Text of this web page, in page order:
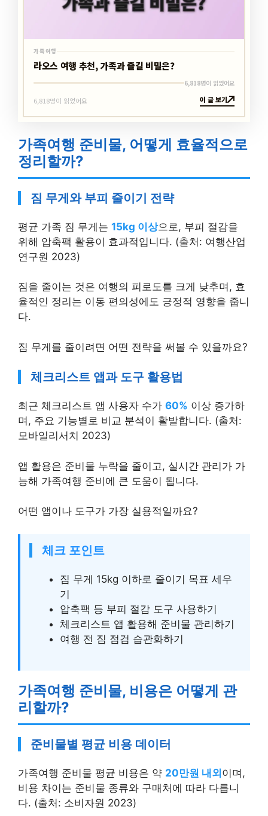
가족여행
라오스 여행 추천, 가족과 즐길 비밀은?
6,818명이 읽었어요
6,818명이 읽었어요 이 글 보기
가족여행 준비물, 어떻게 효율적으로
정리할까?
짐 무게와 부피 줄이기 전략
평균 가족 짐 무게는 15kg 이상으로, 부피 절감을
위해 압축팩 활용이 효과적입니다. (출처: 여행산업
연구원 2023)
짐을 줄이는 것은 여행의 피로도를 크게 낮추며, 효
율적인 정리는 이동 편의성에도 긍정적 영향을 줍니
다.
짐 무게를 줄이려면 어떤 전략을 써볼 수 있을까요?
체크리스트 앱과 도구 활용법
최근 체크리스트 앱 사용자 수가 60% 이상 증가하
며, 주요 기능별로 비교 분석이 활발합니다. (출처:
모바일리서치 2023)
앱 활용은 준비물 누락을 줄이고, 실시간 관리가 가
능해 가족여행 준비에 큰 도움이 됩니다.
어떤 앱이나 도구가 가장 실용적일까요?
체크 포인트
짐 무게 15kg 이하로 줄이기 목표 세우
기
압축팩 등 부피 절감 도구 사용하기
체크리스트 앱 활용해 준비물 관리하기
여행 전 짐 점검 습관화하기
가족여행 준비물, 비용은 어떻게 관
리할까?
준비물별 평균 비용 데이터
가족여행 준비물 평균 비용은 약 20만원 내외 이며,
비용 차이는 준비물 종류와 구매처에 따라 다릅니
다. (출처: 소비자원 2023)